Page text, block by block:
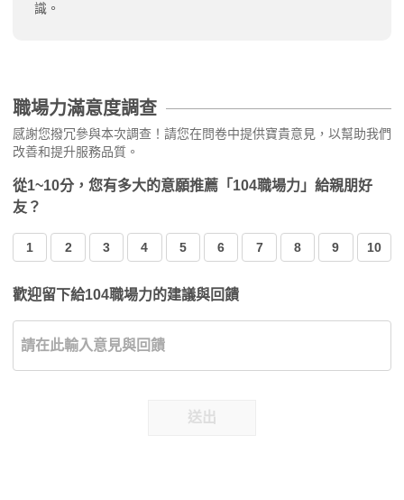
識。
職場力滿意度調查
感謝您撥冗參與本次調查！請您在問卷中提供寶貴意見，以幫助我們
改善和提升服務品質。
從1~10分，您有多大的意願推薦「104職場力」給親朋好
友？
1 2 3 4 5 6 7 8 9 10
歡迎留下給104職場力的建議與回饋
送出